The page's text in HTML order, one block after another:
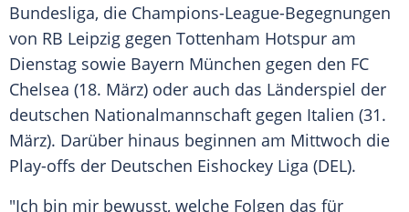
Bundesliga, die Champions-League-Begegnungen
von RB Leipzig gegen Tottenham Hotspur am
Dienstag sowie Bayern München gegen den FC
Chelsea (18. März) oder auch das Länderspiel der
deutschen Nationalmannschaft gegen Italien (31.
März). Darüber hinaus beginnen am Mittwoch die
Play-offs der Deutschen Eishockey Liga (DEL).
"Ich bin mir bewusst, welche Folgen das für